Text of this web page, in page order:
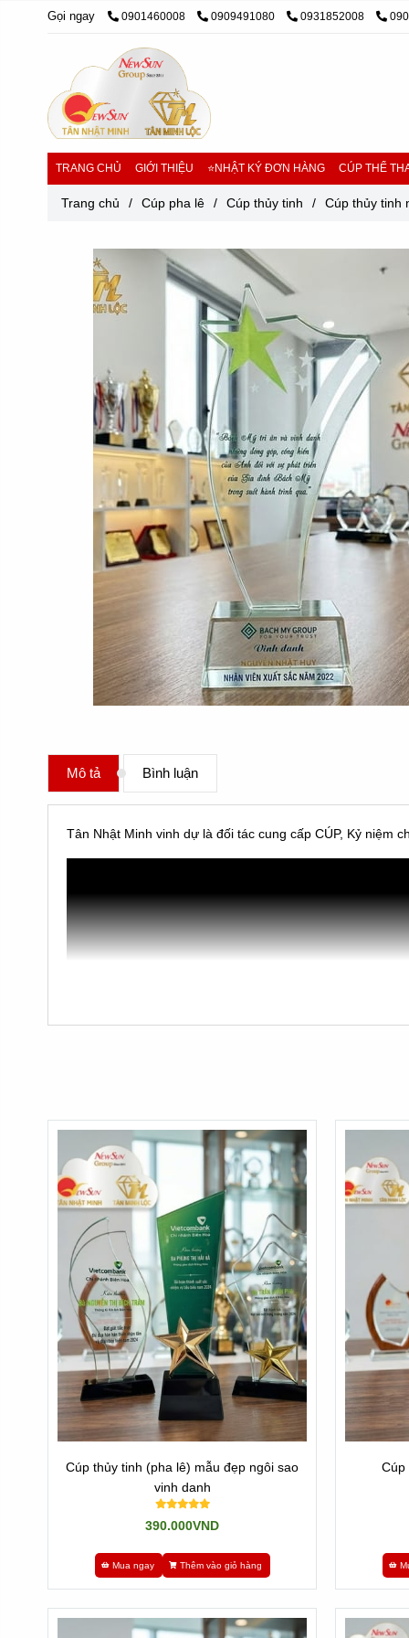
Gọi ngay 0901460008 0909491080 0931852008
TRANG CHỦ GIỚI THIỆU ⭐NHẬT KÝ ĐƠN HÀNG CÚP THỂ
Trang chủ / Cúp pha lê / Cúp thủy tinh / Cúp thủy tinh
Mô tả Bình luận
Tân Nhật Minh vinh dự là đối tác cung cấp CÚP, Kỷ niệm
Cúp thủy tinh giá rẻlà dòng sản phẩm sản xuất ở việt
Chúng được làm bằng chất liệu thủy tinh, hay còn gọi là
* Là dòng cúp sản xuất tại Việt Nam:
Cúp thủy tinh giá rẻ là những sản phẩm được chế tác
dạng logo hay hình ảnh nào chúng ta muốn.
- Lợi ích dòng sản phẩm này là: Linh động nội dung và
- Nhược điểm: Vì công nghệ VN không đủ để chế tác
Đến với Tân Nhật Minh, chúng tôi có cả 2 dòng sản phẩm
hợp lý, rẻ nhất
Cúp thủy tinh (pha lê) mẫu đẹp ngôi sao
vinh danh
390.000VND
Mua ngay Thêm vào giỏ hàng
Cúp